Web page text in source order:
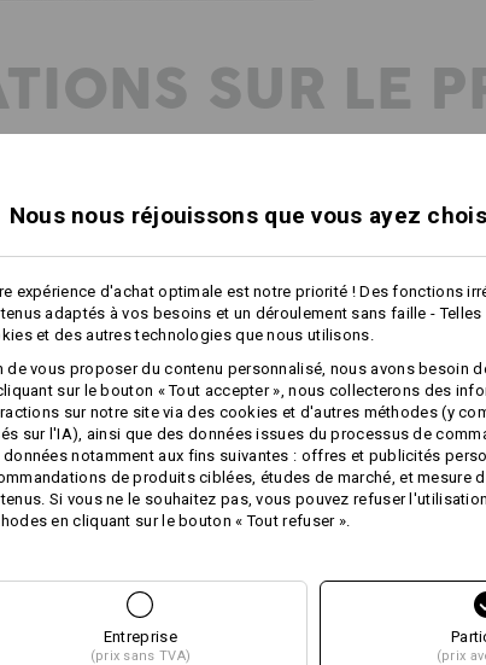
SUR LE
Accessoires en laine
elle. Avec une
souple, élastique et
Dimensions : env.
Matière :
Tissu extérieur 100 %
Conseils d'entretien :
Lavage en
Séchage en
Nous nous réjouissons que vous ayez
expérience d'achat optimale est notre priorité ! Des fonctions
adaptés à vos besoins et un déroulement sans faille -
et des autres technologies que nous utilisons.
de vous proposer du contenu personnalisé, nous avons besoin
sur le bouton « Tout accepter », nous collecterons des
sur notre site via des cookies et d'autres méthodes (y
sur l'IA), ainsi que des données issues du processus de
données notamment aux fins suivantes : offres et publicités
de produits ciblées, études de marché, et mesure
Si vous ne le souhaitez pas, vous pouvez refuser
en cliquant sur le bouton « Tout refuser ».
Entreprise
(prix sans TVA) (prix